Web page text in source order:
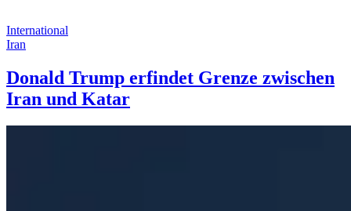
International
Iran
Donald Trump erfindet Grenze zwischen
Iran und Katar